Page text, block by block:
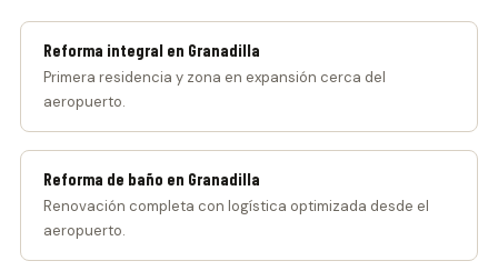
Reforma integral en Granadilla
Primera residencia y zona en expansión cerca del
aeropuerto.
Reforma de baño en Granadilla
Renovación completa con logística optimizada desde el
aeropuerto.